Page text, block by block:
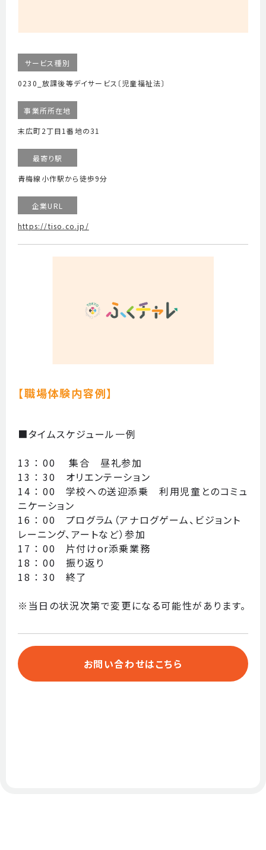
サービス種別
0230_放課後等デイサービス〔児童福祉法〕
事業所所在地
末広町2丁目1番地の31
最寄り駅
青梅線小作駅から徒歩9分
企業URL
https://tiso.co.jp/
【職場体験内容例】
■タイムスケジュール一例
13 ： 00 集合 昼礼参加
13 ： 30 オリエンテーション
14 ： 00 学校への送迎添乗 利用児童とのコミュ
ニケーション
16 ： 00 プログラム（アナログゲーム、ビジョント
レーニング、アートなど）参加
17 ： 00 片付けor添乗業務
18 ： 00 振り返り
18 ： 30 終了
※当日の状況次第で変更になる可能性があります。
お問い合わせはこちら